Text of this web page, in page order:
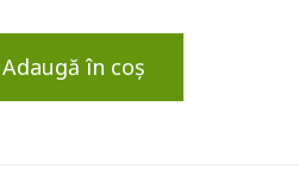
Adaugă în coș